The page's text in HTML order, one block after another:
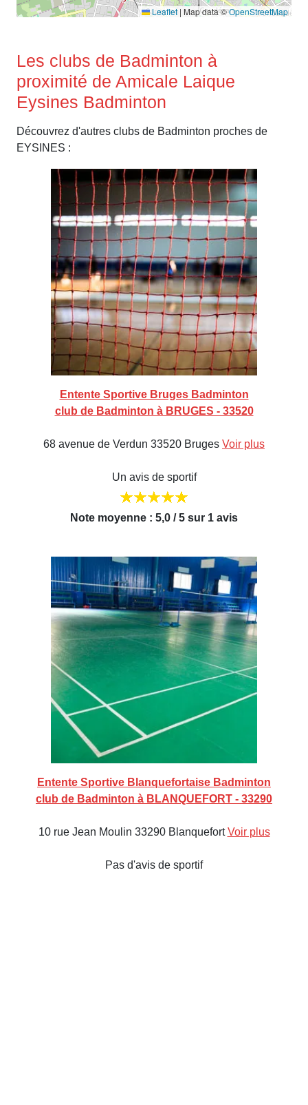
Leaflet | Map data ©OpenStreetMap
Les clubs de Badminton à
proximité de Amicale Laique
Eysines Badminton
Découvrez d'autres clubs de Badminton proches de
EYSINES :
Entente Sportive Bruges Badminton
club de Badminton à BRUGES - 33520
68 avenue de Verdun 33520 Bruges Voir plus
Un avis de sportif
Note moyenne : 5,0 / 5 sur 1 avis
Entente Sportive Blanquefortaise Badminton
club de Badminton à BLANQUEFORT - 33290
10 rue Jean Moulin 33290 BlanquefortVoir plus
Pas d'avis de sportif